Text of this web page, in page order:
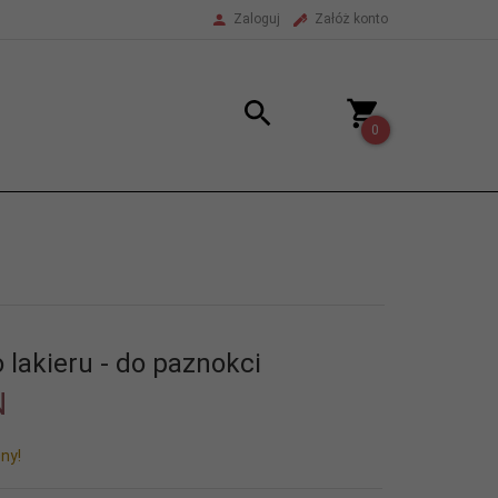
Zaloguj Załóż konto
0
lakieru - do paznokci